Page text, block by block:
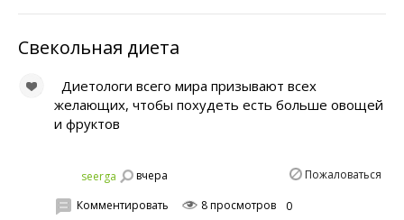
Свекольная диета
Диетологи всего мира призывают всех
желающих, чтобы похудеть есть больше овощей
и фруктов
seerga вчера Пожаловаться
Комментировать 8 просмотров 0